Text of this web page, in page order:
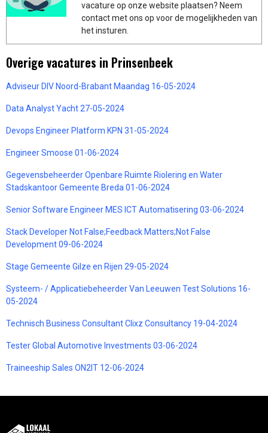
vacature op onze website plaatsen? Neem
contact met ons op voor de mogelijkheden van
het insturen.
Overige vacatures in Prinsenbeek
Adviseur DIV Noord-Brabant Maandag 16-05-2024
Data Analyst Yacht 27-05-2024
Devops Engineer Platform KPN 31-05-2024
Engineer Smoose 01-06-2024
Gegevensbeheerder Openbare Ruimte Riolering en Water
Stadskantoor Gemeente Breda 01-06-2024
Senior Software Engineer MES ICT Automatisering 03-06-2024
Stack Developer Not False;Feedback Matters;Not False
Development 09-06-2024
Stage Gemeente Gilze en Rijen 29-05-2024
Systeem- / Applicatiebeheerder Van Leeuwen Test Solutions 16-
05-2024
Technisch Business Consultant Clixz Consultancy 19-04-2024
Tester Global Automotive Investments 03-06-2024
Traineeship Sales ON2IT 12-06-2024